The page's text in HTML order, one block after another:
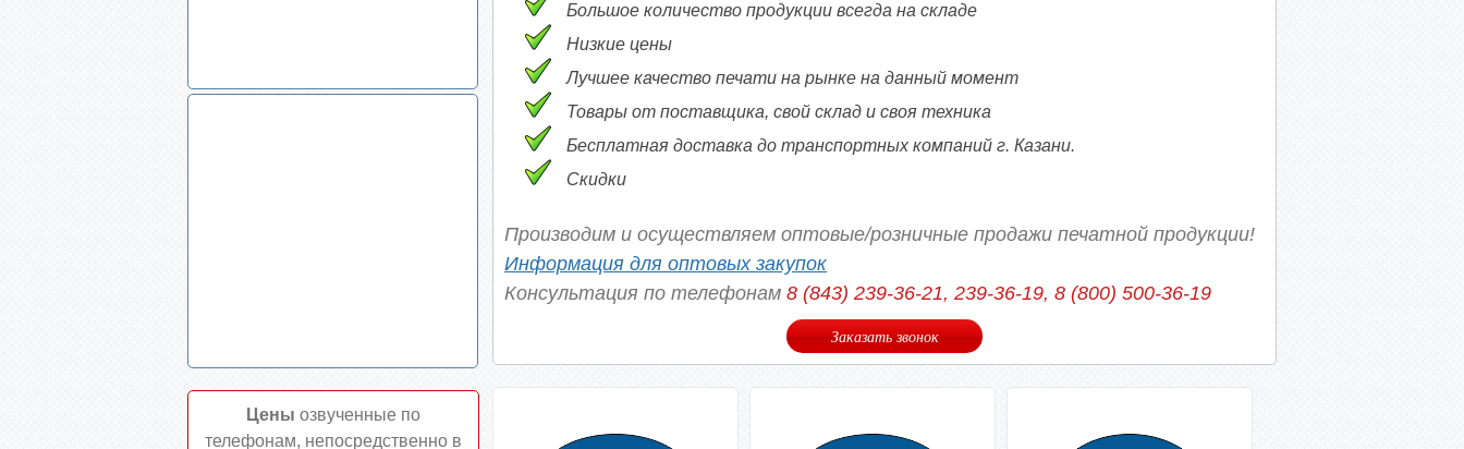
Большое количество продукции всегда на складе
Низкие цены
Лучшее качество печати на рынке на данный момент
Товары от поставщика, свой склад и своя техника
Бесплатная доставка до транспортных компаний г. Казани.
Скидки
Производим и осуществляем оптовые/розничные продажи печатной продукции!
Информация для оптовых закупок
Консультация по телефонам 8 (843) 239-36-21, 239-36-19, 8 (800) 500-36-19
Заказать звонок
Цены озвученные по
телефонам, непосредственно в